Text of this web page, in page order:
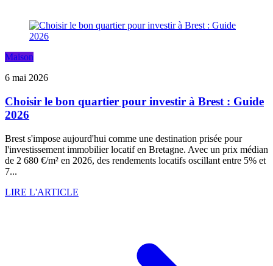
Maison
6 mai 2026
Choisir le bon quartier pour investir à Brest : Guide
2026
Brest s'impose aujourd'hui comme une destination prisée pour
l'investissement immobilier locatif en Bretagne. Avec un prix médian
de 2 680 €/m² en 2026, des rendements locatifs oscillant entre 5% et
7...
LIRE L'ARTICLE